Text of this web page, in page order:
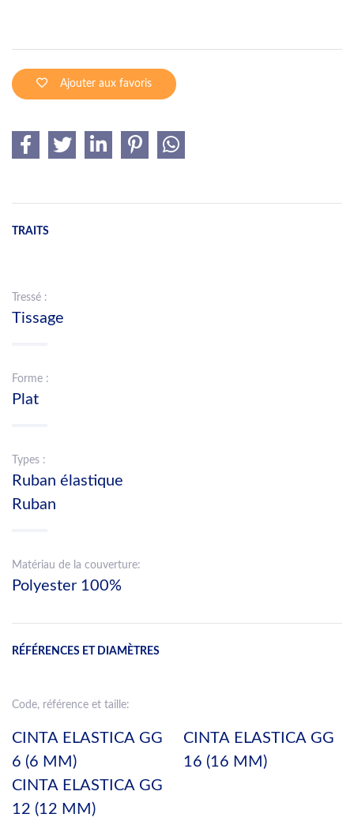
Ajouter aux favoris
TRAITS
Tressé :
Tissage
Forme :
Plat
Types :
Ruban élastique
Ruban
Matériau de la couverture:
Polyester 100%
RÉFÉRENCES ET DIAMÈTRES
Code, référence et taille:
CINTA ELASTICA GG
6 (6 MM)
CINTA ELASTICA GG
12 (12 MM)
CINTA ELASTICA GG
16 (16 MM)